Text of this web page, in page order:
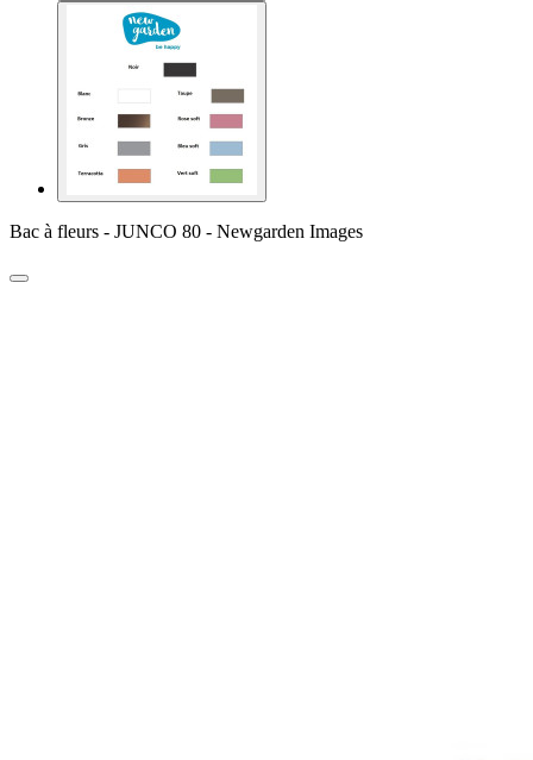
Bac à fleurs - JUNCO 80 - Newgarden Images